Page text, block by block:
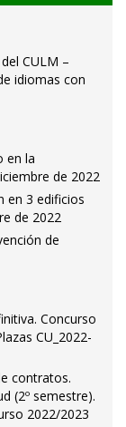
CULM –
idiomas con
en la
de 2022
en 3 edificios
de 2022
de
Concurso
CU_2022-
contratos.
(2º semestre).
2022/2023